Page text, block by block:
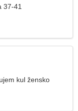
37-41
kul žensko